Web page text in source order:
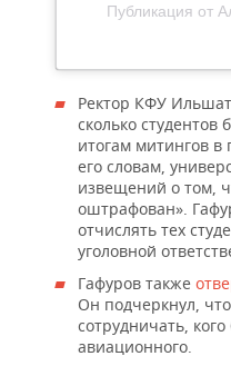
Публикация от
Ректор КФУ
сколько студентов
итогам митингов в
его словам,
извещений о том,
оштрафован».
отчислять тех
уголовной
Гафуров также
Он подчеркнул,
сотрудничать,
авиационного.